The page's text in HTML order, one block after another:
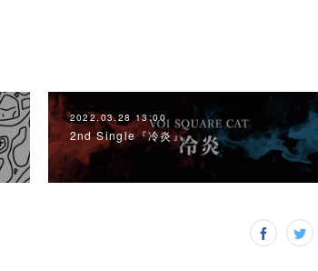
2022.03.28 13:00
2nd Single『冷炎』